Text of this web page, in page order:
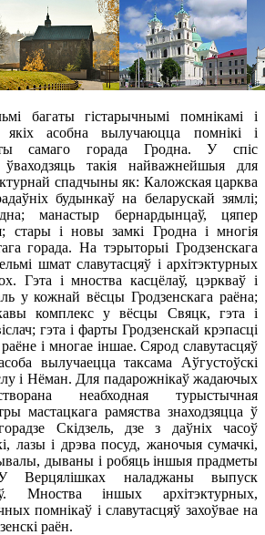
багаты гістарычнымі помнікамі і
якіх асобна вылучаюцца помнікі і
самаго горада Гродна. У спіс
ўваходзяць такія найважнейшыя для
спадчыны як: Каложская царква
будынкаў на беларускай зямлі;
манастыр бернардынцаў, цяпер
стары і новы замкі Гродна і многія
горада. На тэрыторыі Гродзенскага
шмат славутасцяў і архітэктурных
Гэта і мноства касцёлаў, цэркваў і
у кожнай вёсцы Гродзенскага раёна;
комплекс у вёсцы Свяцк, гэта і
гэта і фарты Гродзенскай крэпасці
і многае іншае. Сярод славутасцяў
вылучаецца таксама Аўгустоўскі
і Нёман. Для падарожнікаў жадаючых
неабходная турыстычная
мастацкага рамяства знаходзяцца ў
Скідзель, дзе з даўніх часоў
лазы і дрэва посуд, жаночыя сумачкі,
дываны і робяць іншыя прадметы
Верцялішках наладжаны выпуск
Мноства іншых архітэктурных,
помнікаў і славутасцяў захоўвае на
раён.